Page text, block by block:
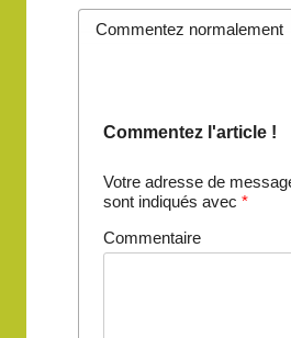
desCommentez normalement
Commentez l'article !
Votre adresse de
sont indiqués avec *
Commentaire